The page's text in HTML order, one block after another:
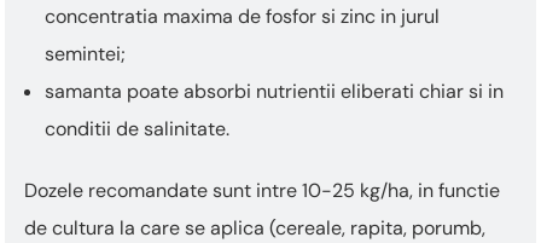
concentratia maxima de fosfor si zinc in jurul
semintei;
samanta poate absorbi nutrientii eliberati chiar si in
conditii de salinitate.
Dozele recomandate sunt intre 10-25 kg/ha, in functie
de cultura la care se aplica (cereale, rapita, porumb,